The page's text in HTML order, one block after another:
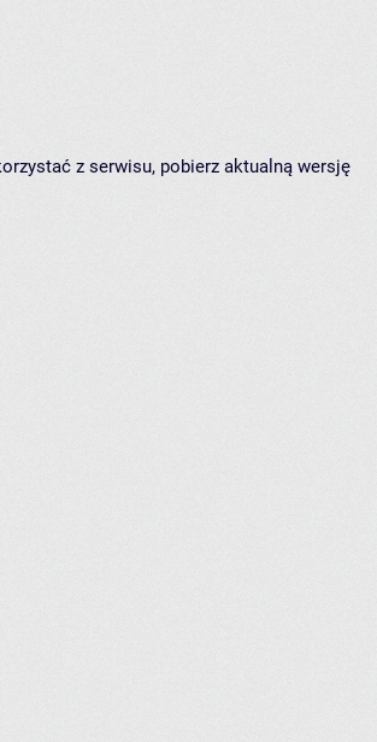
z serwisu, pobierz aktualną wersję